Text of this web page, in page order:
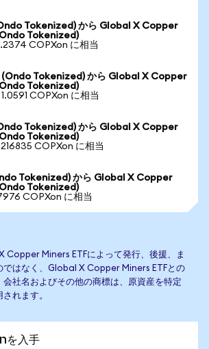
Tokenized) から Global X Copper
Tokenized)
COPXon に相当
Tokenized) から Global X Copper
Tokenized)
COPXon に相当
Tokenized) から Global X Copper
Tokenized)
COPXon に相当
Tokenized) から Global X Copper
Tokenized)
COPXon に相当
Copper Miners ETFによって発行、後援、ま
ではなく、Global X Copper Miners ETFとの
会社名およびその他の商標は、原資産を特定
れます。
を入手